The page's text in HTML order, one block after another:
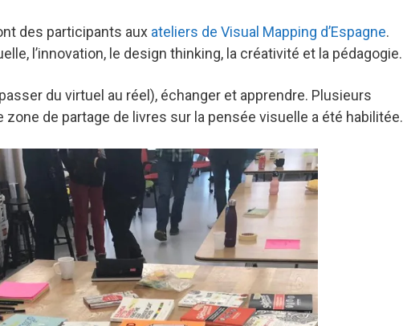
des participants aux ateliers de Visual Mapping d’Espagne.
l’innovation, le design thinking, la créativité et la pédagogie.
du virtuel au réel), échanger et apprendre. Plusieurs
de partage de livres sur la pensée visuelle a été habilitée.